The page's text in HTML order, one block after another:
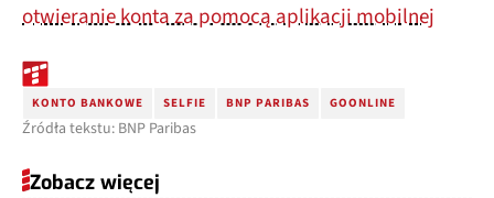
otwieranie konta za pomocą aplikacji mobilnej
KONTO BANKOWE SELFIE BNP PARIBAS GOONLINE
Źródła tekstu: BNP Paribas
Zobacz więcej